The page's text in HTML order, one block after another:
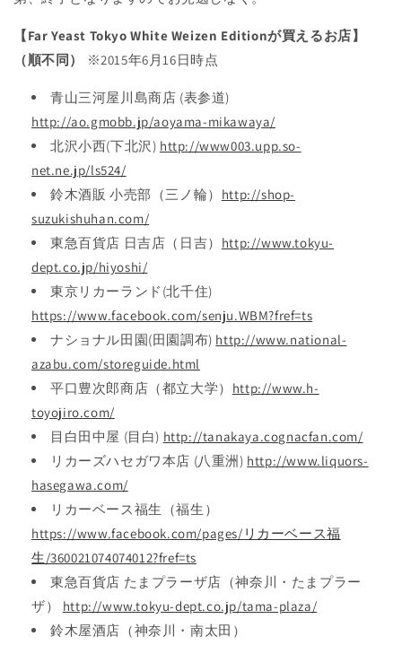
【Far Yeast Tokyo White Weizen Editionが買えるお店】
（順不同）
※2015年6月16日時点
青山三河屋川島商店 (表参道)
http://ao.gmobb.jp/aoyama-mikawaya/
北沢小西(下北沢) http://www003.upp.so-
net.ne.jp/ls524/
鈴木酒販 小売部（三ノ輪） http://shop-
suzukishuhan.com/
東急百貨店 日吉店（日吉） http://www.tokyu-
dept.co.jp/hiyoshi/
東京リカーランド(北千住)
https://www.facebook.com/senju.WBM?fref=ts
ナショナル田園(田園調布) http://www.national-
azabu.com/storeguide.html
平口豊次郎商店（都立大学） http://www.h-
toyojiro.com/
目白田中屋 (目白) http://tanakaya.cognacfan.com/
リカーズハセガワ本店 (八重洲) http://www.liquors-
hasegawa.com/
リカーベース福生（福生）
https://www.facebook.com/pages/リカーベース福
生/360021074074012?fref=ts
東急百貨店 たまプラーザ店（神奈川・たまプラー
ザ） http://www.tokyu-dept.co.jp/tama-plaza/
鈴木屋酒店（神奈川・南太田）